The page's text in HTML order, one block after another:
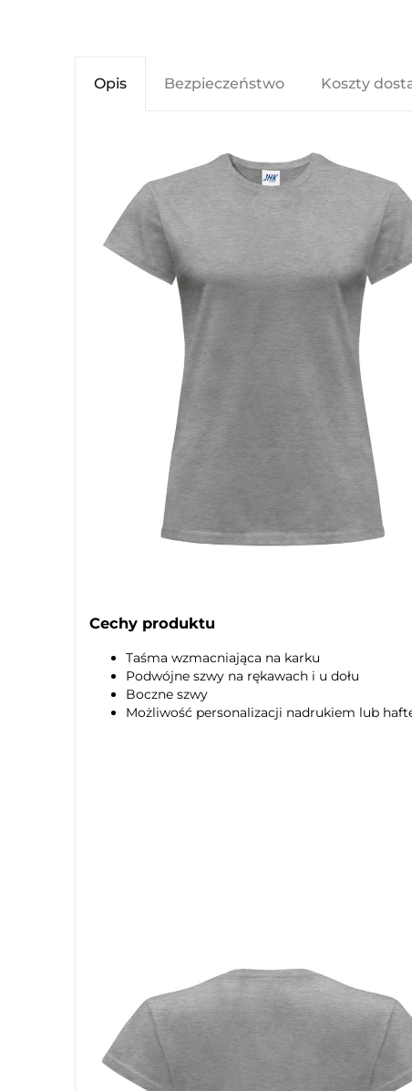
Opis Bezpieczeństwo Koszty
Cechy produktu
Taśma wzmacniająca na karku
Podwójne szwy na rękawach i u dołu
Boczne szwy
Możliwość personalizacji nadrukiem lub